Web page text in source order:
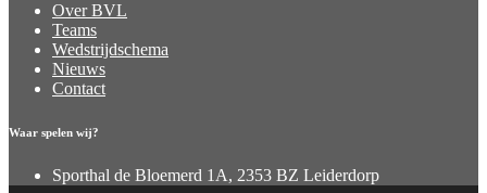
Over BVL
Teams
Wedstrijdschema
Nieuws
Contact
Waar spelen wij?
Sporthal de Bloemerd 1A, 2353 BZ Leiderdorp